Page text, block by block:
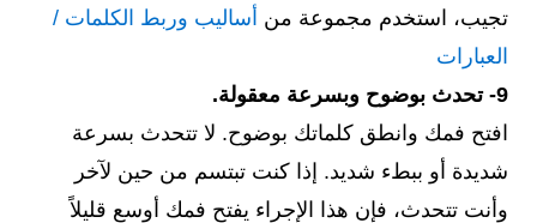
تجيب، استخدم مجموعة من أساليب وربط الكلمات /
العبارات
9- تحدث بوضوح وبسرعة معقولة.
افتح فمك وانطق كلماتك بوضوح. لا تتحدث بسرعة
شديدة أو ببطء شديد. إذا كنت تبتسم من حين لآخر
وأنت تتحدث، فإن هذا الإجراء يفتح فمك أوسع قليلاً